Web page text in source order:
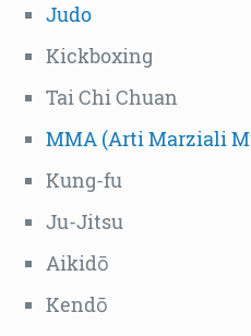
Judo
Kickboxing
Tai Chi Chuan
MMA (Arti Marziali
Kung-fu
Ju-Jitsu
Aikidō
Kendō